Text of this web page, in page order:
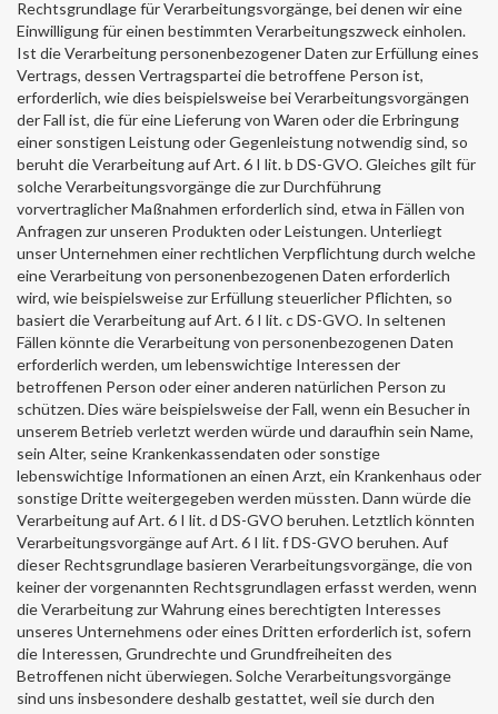
Rechtsgrundlage für Verarbeitungsvorgänge, bei denen wir eine
Einwilligung für einen bestimmten Verarbeitungszweck einholen.
Ist die Verarbeitung personenbezogener Daten zur Erfüllung eines
Vertrags, dessen Vertragspartei die betroffene Person ist,
erforderlich, wie dies beispielsweise bei Verarbeitungsvorgängen
der Fall ist, die für eine Lieferung von Waren oder die Erbringung
einer sonstigen Leistung oder Gegenleistung notwendig sind, so
beruht die Verarbeitung auf Art. 6 I lit. b DS-GVO. Gleiches gilt für
solche Verarbeitungsvorgänge die zur Durchführung
vorvertraglicher Maßnahmen erforderlich sind, etwa in Fällen von
Anfragen zur unseren Produkten oder Leistungen. Unterliegt
unser Unternehmen einer rechtlichen Verpflichtung durch welche
eine Verarbeitung von personenbezogenen Daten erforderlich
wird, wie beispielsweise zur Erfüllung steuerlicher Pflichten, so
basiert die Verarbeitung auf Art. 6 I lit. c DS-GVO. In seltenen
Fällen könnte die Verarbeitung von personenbezogenen Daten
erforderlich werden, um lebenswichtige Interessen der
betroffenen Person oder einer anderen natürlichen Person zu
schützen. Dies wäre beispielsweise der Fall, wenn ein Besucher in
unserem Betrieb verletzt werden würde und daraufhin sein Name,
sein Alter, seine Krankenkassendaten oder sonstige
lebenswichtige Informationen an einen Arzt, ein Krankenhaus oder
sonstige Dritte weitergegeben werden müssten. Dann würde die
Verarbeitung auf Art. 6 I lit. d DS-GVO beruhen. Letztlich könnten
Verarbeitungsvorgänge auf Art. 6 I lit. f DS-GVO beruhen. Auf
dieser Rechtsgrundlage basieren Verarbeitungsvorgänge, die von
keiner der vorgenannten Rechtsgrundlagen erfasst werden, wenn
die Verarbeitung zur Wahrung eines berechtigten Interesses
unseres Unternehmens oder eines Dritten erforderlich ist, sofern
die Interessen, Grundrechte und Grundfreiheiten des
Betroffenen nicht überwiegen. Solche Verarbeitungsvorgänge
sind uns insbesondere deshalb gestattet, weil sie durch den